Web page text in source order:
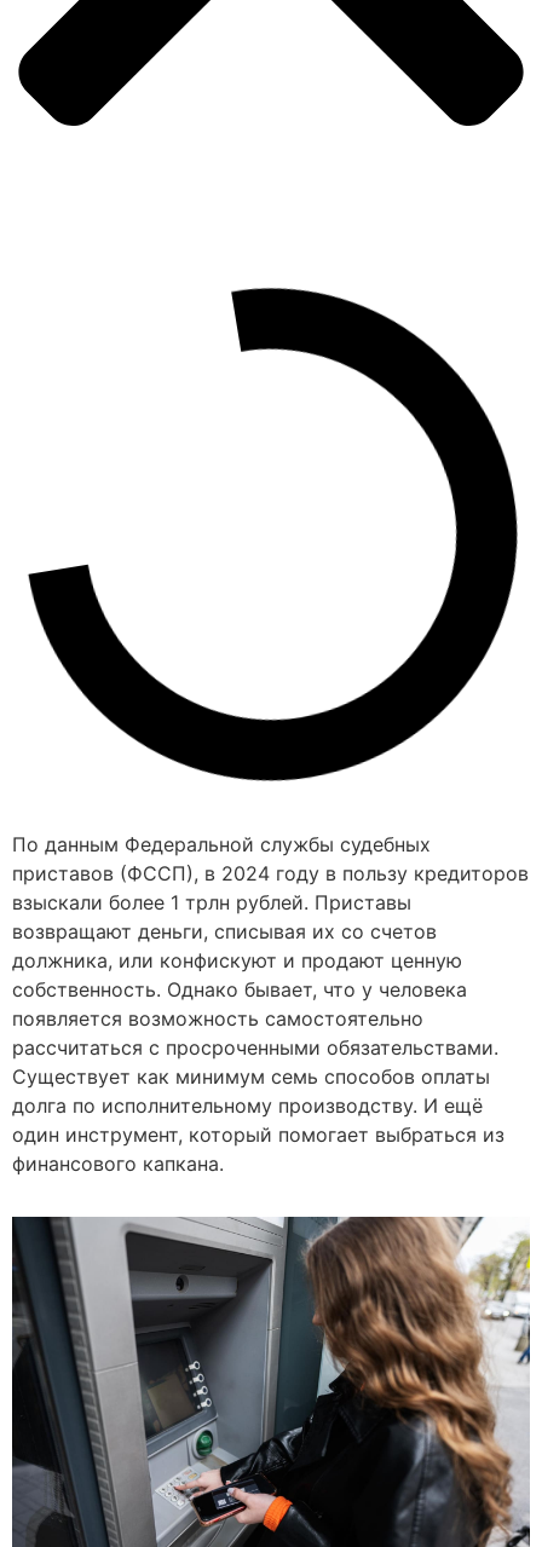
По данным Федеральной службы судебных
приставов (ФССП), в 2024 году в пользу кредиторов
взыскали более 1 трлн рублей. Приставы
возвращают деньги, списывая их со счетов
должника, или конфискуют и продают ценную
собственность. Однако бывает, что у человека
появляется возможность самостоятельно
рассчитаться с просроченными обязательствами.
Существует как минимум семь способов оплаты
долга по исполнительному производству. И ещё
один инструмент, который помогает выбраться из
финансового капкана.